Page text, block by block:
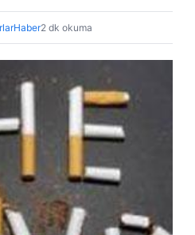
2 dk okuma